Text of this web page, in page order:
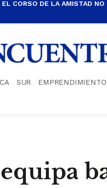
CORSO DE LA AMISTAD
SUR EMPRENDIMIENTO